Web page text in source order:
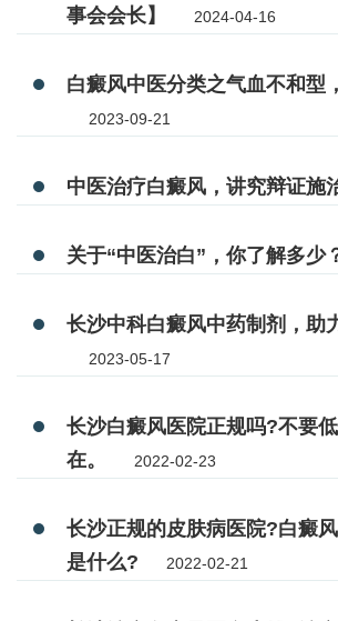
事会会长】
2024-04-16
白癜风中医分类之气血不和型
2023-09-21
中医治疗白癜风，讲究辩证施
关于“中医治白”，你了解多少
长沙中科白癜风中药制剂，助
2023-05-17
长沙白癜风医院正规吗?不要
在。
2022-02-23
长沙正规的皮肤病医院?白癜
是什么?
2022-02-21